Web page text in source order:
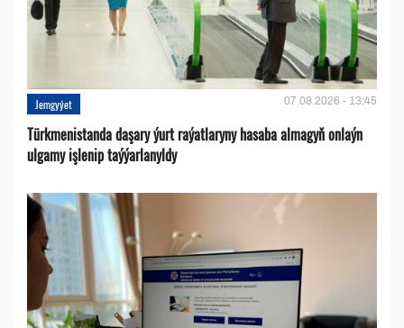
Jemgyýet 07.08.2026 - 13:45
Türkmenistanda daşary ýurt raýatlaryny hasaba almagyň onlaýn
ulgamy işlenip taýýarlanyldy